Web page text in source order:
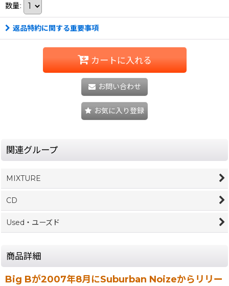
数量:
返品特約に関する重要事項
カートに入れる
お問い合わせ
お気に入り登録
関連グループ
MIXTURE
CD
Used・ユーズド
商品詳細
Big Bが2007年8月にSuburban Noizeからリリー